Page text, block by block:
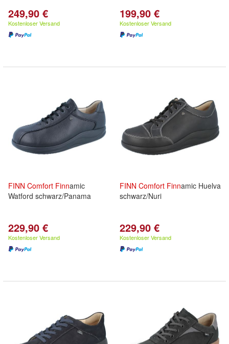
249,90 €
Kostenloser Versand
199,90 €
Kostenloser Versand
FINN Comfort Finnamic
Watford schwarz/Panama
229,90 €
Kostenloser Versand
FINN Comfort Finnamic Huelva
schwarz/Nuri
229,90 €
Kostenloser Versand